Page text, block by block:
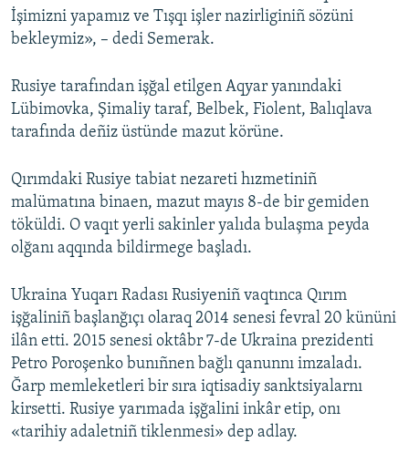
İşimizni yapamız ve Tışqı işler nazirliginiñ sözüni
bekleymiz», – dedi Semerak.
Rusiye tarafından işğal etilgen Aqyar yanındaki
Lübimovka, Şimaliy taraf, Belbek, Fiolent, Balıqlava
tarafında deñiz üstünde mazut körüne.
Qırımdaki Rusiye tabiat nezareti hızmetiniñ
malümatına binaen, mazut mayıs 8-de bir gemiden
töküldi. O vaqıt yerli sakinler yalıda bulaşma peyda
olğanı aqqında bildirmege başladı.
Ukraina Yuqarı Radası Rusiyeniñ vaqtınca Qırım
işğaliniñ başlanğıçı olaraq 2014 senesi fevral 20 kününi
ilân etti. 2015 senesi oktâbr 7-de Ukraina prezidenti
Petro Poroşenko bunıñnen bağlı qanunnı imzaladı.
Ğarp memleketleri bir sıra iqtisadiy sanktsiyalarnı
kirsetti. Rusiye yarımada işğalini inkâr etip, onı
«tarihiy adaletniñ tiklenmesi» dep adlay.